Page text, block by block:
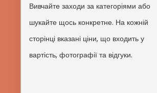
Вивчайте заходи за категоріями або
шукайте щось конкретне. На кожній
сторінці вказані ціни, що входить у
вартість, фотографії та відгуки.